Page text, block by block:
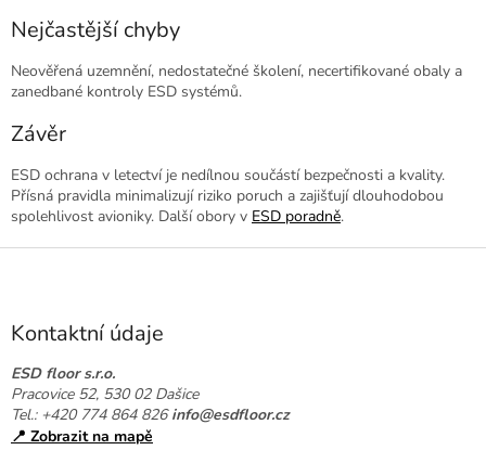
Nejčastější chyby
Neověřená uzemnění, nedostatečné školení, necertifikované obaly a
zanedbané kontroly ESD systémů.
Závěr
ESD ochrana v letectví je nedílnou součástí bezpečnosti a kvality.
Přísná pravidla minimalizují riziko poruch a zajišťují dlouhodobou
spolehlivost avioniky. Další obory v ESD poradně.
Z
Kontaktní údaje
ESD floor s.r.o.
Pracovice 52, 530 02 Dašice
Tel.: +420 774 864 826info@esdfloor.cz
📍 Zobrazit na mapě